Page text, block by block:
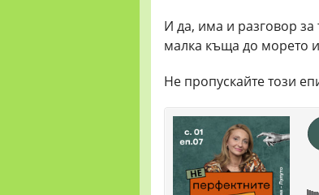
И да, има и разговор за
малка къща до морето
Не пропускайте този